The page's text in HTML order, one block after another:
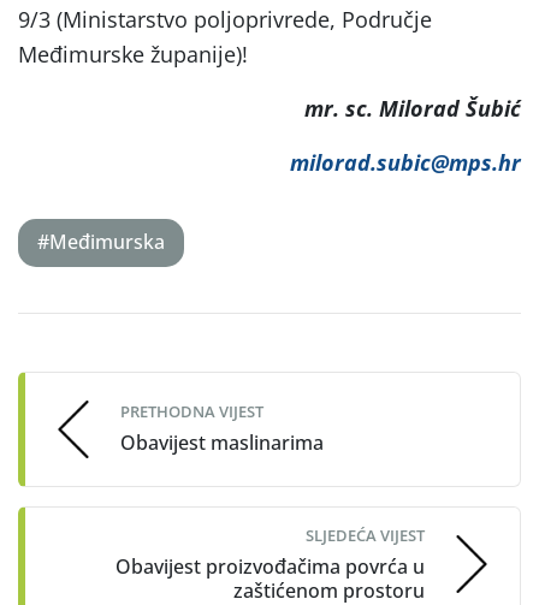
9/3 (Ministarstvo poljoprivrede, Područje
Međimurske županije)!
mr. sc. Milorad Šubić
milorad.subic@mps.hr
#Međimurska
navigation
PRETHODNA VIJEST
Obavijest maslinarima
SLJEDEĆA VIJEST
Obavijest proizvođačima povrća u
zaštićenom prostoru